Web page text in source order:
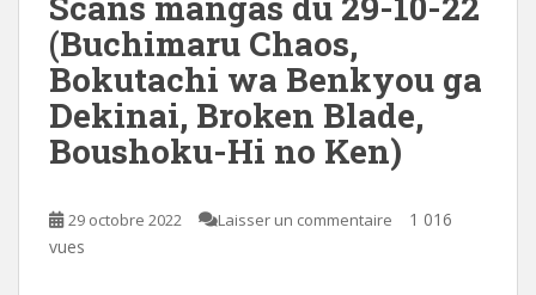
(Buchimaru Chaos,
Bokutachi wa Benkyou ga
Dekinai, Broken Blade,
Boushoku-Hi no Ken)
29 octobre 2022 Laisser un commentaire
1 016
vues